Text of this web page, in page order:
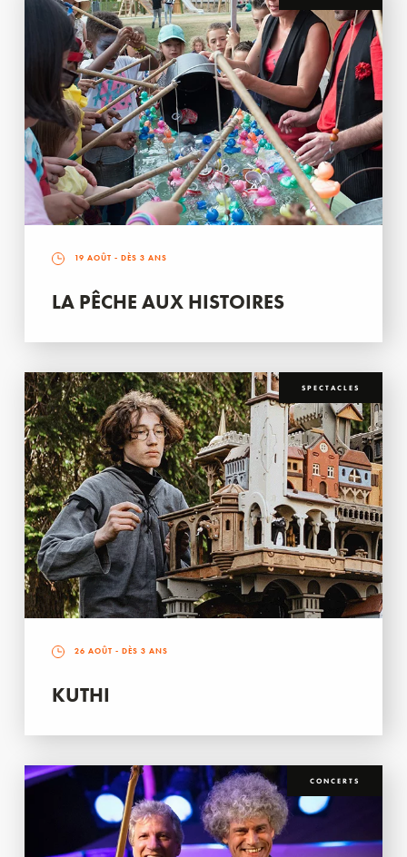
19 AOÛT - DÈS 3 ANS
LA PÊCHE AUX HISTOIRES
SPECTACLES
26 AOÛT - DÈS 3 ANS
KUTHI
CONCERTS